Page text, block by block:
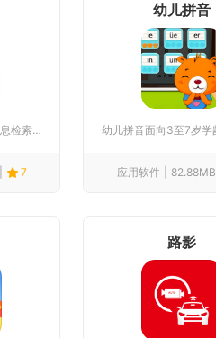
游览器覆盖网页浏览、信息检索、影音阅读、实用工具多重使用场景...
7
幼儿拼音
应用软件 82.88MB
路影